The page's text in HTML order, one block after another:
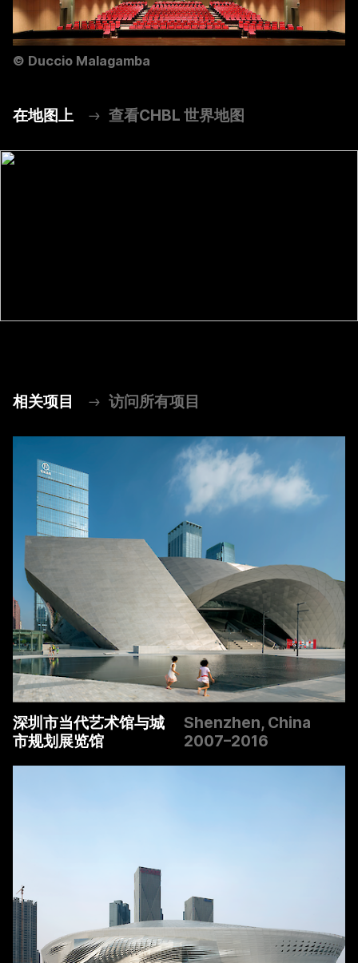
© Duccio Malagamba
在地图上 查看CHBL 世界地图
相关项目 访问所有项目
深圳市当代艺术馆与城
市规划展览馆
Shenzhen, China
2007–2016